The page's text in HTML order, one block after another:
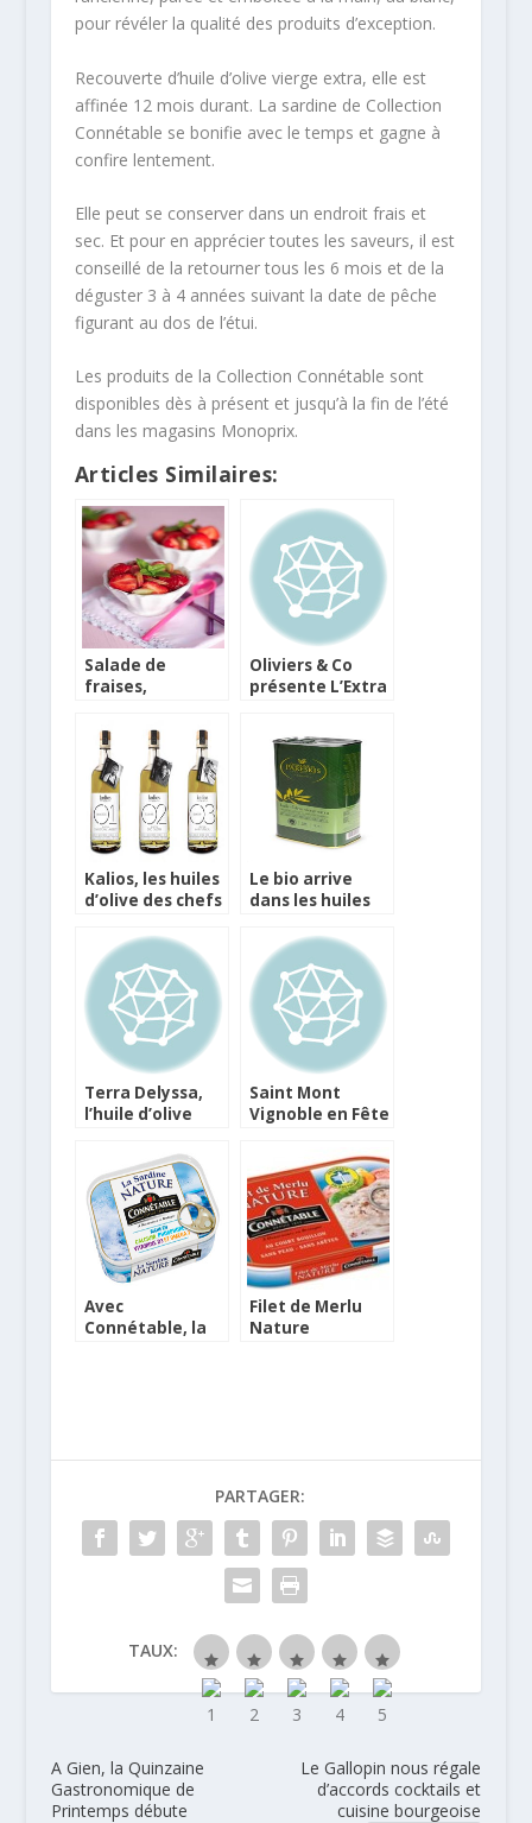
pour révéler la qualité des produits d’exception.
Recouverte d’huile d’olive vierge extra, elle est
affinée 12 mois durant. La sardine de Collection
Connétable se bonifie avec le temps et gagne à
confire lentement.
Elle peut se conserver dans un endroit frais et
sec. Et pour en apprécier toutes les saveurs, il est
conseillé de la retourner tous les 6 mois et de la
déguster 3 à 4 années suivant la date de pêche
figurant au dos de l’étui.
Les produits de la Collection Connétable sont
disponibles dès à présent et jusqu’à la fin de l’été
dans les magasins Monoprix.
Articles Similaires:
Salade de
fraises,
confite, menthe
et huile d’olive
vierge extra
Oliviers & Co
présente L’Extra
Kalios, les huiles
d’olive des chefs
Le bio arrive
dans les huiles
Domaine de
Pareskis
Terra Delyssa,
l’huile d’olive
Saint Mont
Vignoble en Fête
ème édition
Avec
Connétable, la
Filet de Merlu
Nature
PARTAGER:
TAUX:
A Gien, la Quinzaine
Gastronomique de
Printemps débute
Le Gallopin nous régale
d’accords cocktails et
cuisine bourgeoise